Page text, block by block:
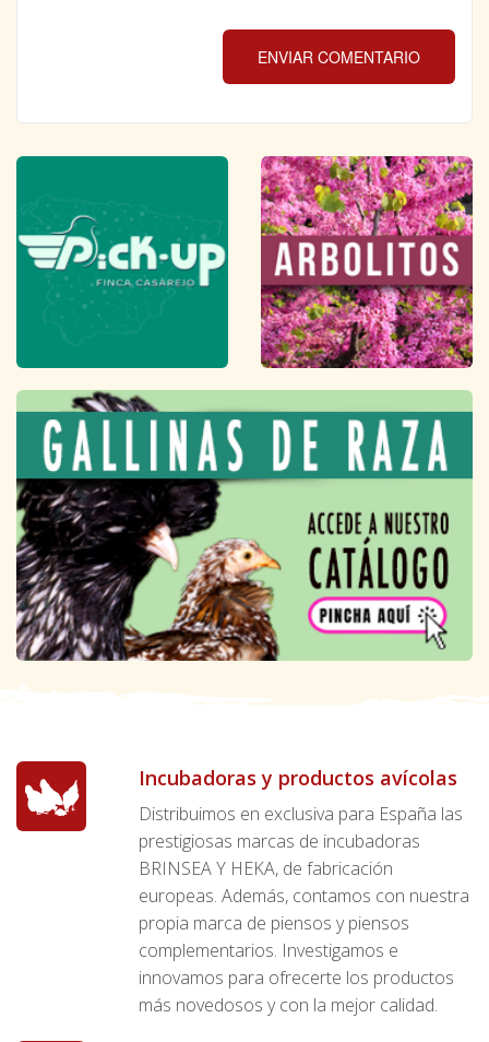
ENVIAR COMENTARIO
Incubadoras y productos avícolas
Distribuimos en exclusiva para España las
prestigiosas marcas de incubadoras
BRINSEA Y HEKA, de fabricación
europeas. Además, contamos con nuestra
propia marca de piensos y piensos
complementarios. Investigamos e
innovamos para ofrecerte los productos
más novedosos y con la mejor calidad.